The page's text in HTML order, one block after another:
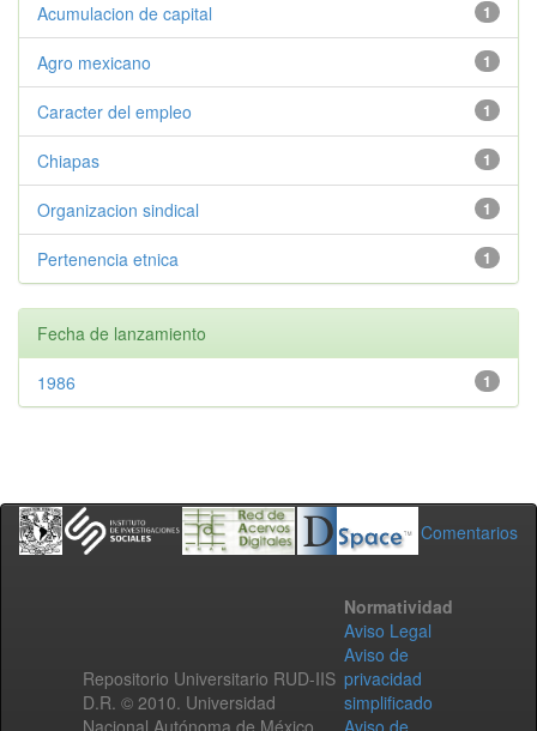
1
Acumulacion de capital
1
Agro mexicano
1
Caracter del empleo
1
Chiapas
1
Organizacion sindical
1
Pertenencia etnica
Fecha de lanzamiento
1
1986
Comentarios
Repositorio Universitario RUD-IIS
D.R. © 2010. Universidad
Nacional Autónoma de México.
Normatividad
Aviso Legal
Aviso de
privacidad
simplificado
Aviso de